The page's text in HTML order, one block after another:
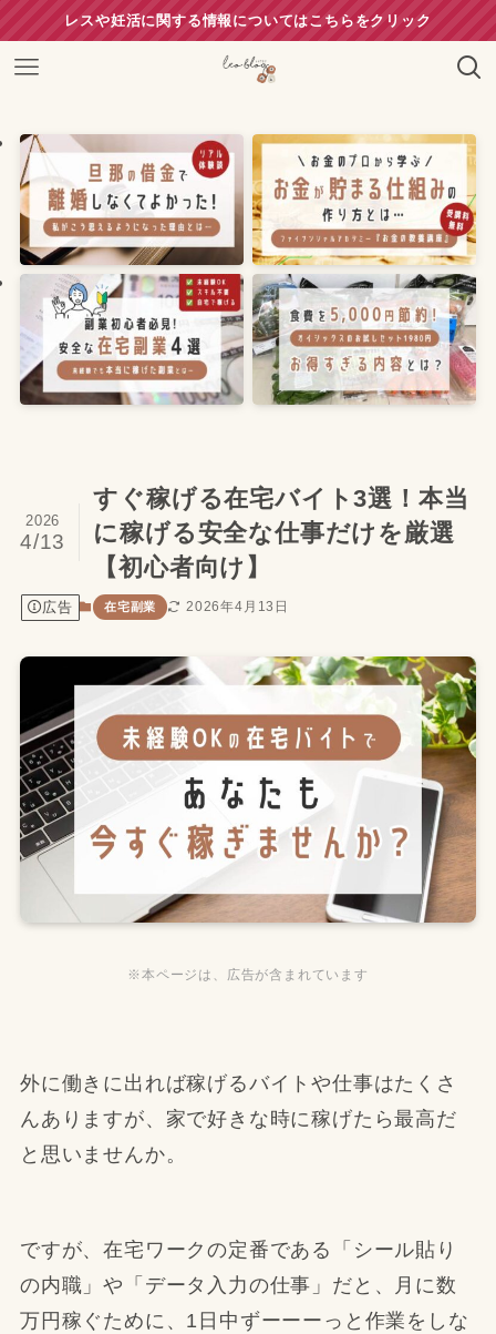
レスや妊活に関する情報についてはこちらをクリック
すぐ稼げる在宅バイト3選！本当
に稼げる安全な仕事だけを厳選
【初心者向け】
2026
4/13
広告 在宅副業 2026年4月13日
※本ページは、広告が含まれています
外に働きに出れば稼げるバイトや仕事はたくさ
んありますが、家で好きな時に稼げたら最高だ
と思いませんか。
ですが、在宅ワークの定番である「シール貼り
の内職」や「データ入力の仕事」だと、月に数
万円稼ぐために、1日中ずーーーっと作業をしな